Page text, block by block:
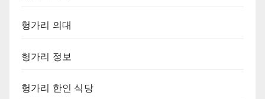
헝가리 의대
헝가리 정보
헝가리 한인 식당